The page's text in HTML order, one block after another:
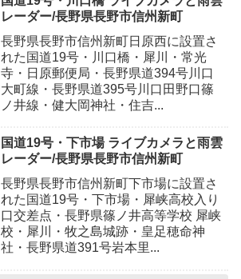
レーダー/長野県長野市信州新町
長野県長野市信州新町日原西に設置さ
れた国道19号・川口橋・犀川・常光
寺・日原郵便局・長野県道394号川口
大町線・長野県道395号川口田野口篠
ノ井線・健大岡神社・住吉...
国道19号・下市場 ライブカメラと雨雲
レーダー/長野県長野市信州新町
長野県長野市信州新町下市場に設置さ
れた国道19号・下市場・犀峡高校入り
口交差点・長野県篠ノ井高等学校 犀峡
校・犀川・牧之島城跡・皇足穂命神
社・長野県道391号岩本里...